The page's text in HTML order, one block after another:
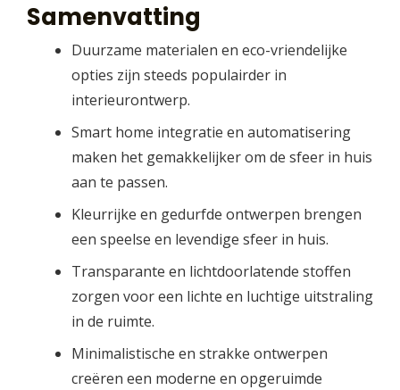
Samenvatting
Duurzame materialen en eco-vriendelijke
opties zijn steeds populairder in
interieurontwerp.
Smart home integratie en automatisering
maken het gemakkelijker om de sfeer in huis
aan te passen.
Kleurrijke en gedurfde ontwerpen brengen
een speelse en levendige sfeer in huis.
Transparante en lichtdoorlatende stoffen
zorgen voor een lichte en luchtige uitstraling
in de ruimte.
Minimalistische en strakke ontwerpen
creëren een moderne en opgeruimde